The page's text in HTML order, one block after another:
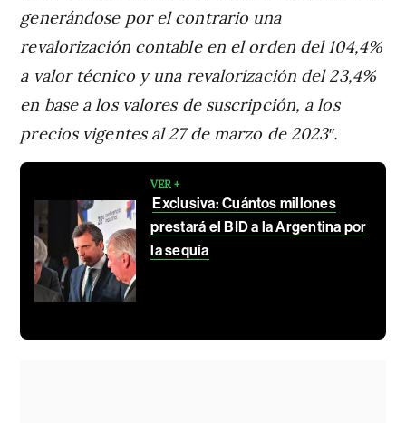
generándose por el contrario una
revalorización contable en el orden del 104,4%
a valor técnico y una revalorización del 23,4%
en base a los valores de suscripción, a los
precios vigentes al 27 de marzo de 2023″.
VER +
Exclusiva: Cuántos millones
prestará el BID a la Argentina por
la sequía